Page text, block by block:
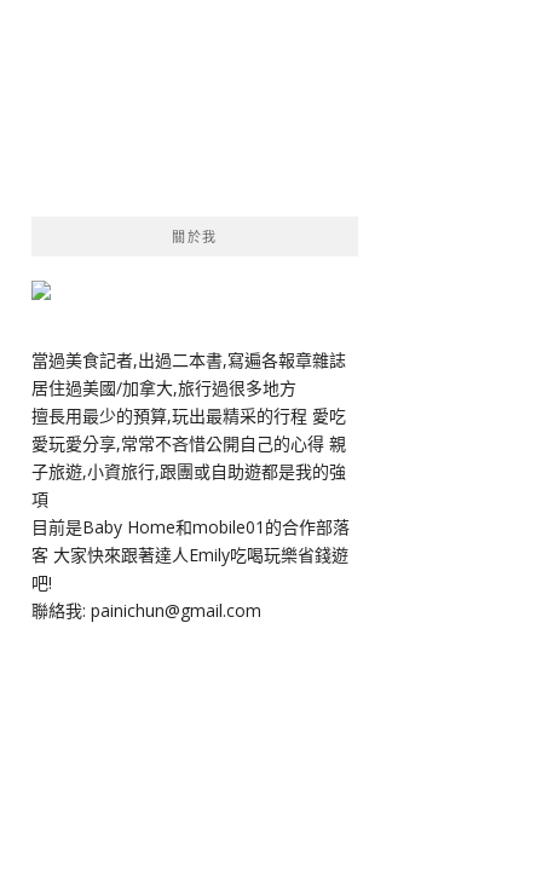
關於我
當過美食記者,出過二本書,寫遍各報章雜誌
居住過美國/加拿大,旅行過很多地方
擅長用最少的預算,玩出最精采的行程 愛吃
愛玩愛分享,常常不吝惜公開自己的心得 親
子旅遊,小資旅行,跟團或自助遊都是我的強
項
目前是Baby Home和mobile01的合作部落
客 大家快來跟著達人Emily吃喝玩樂省錢遊
吧!
聯絡我: painichun@gmail.com